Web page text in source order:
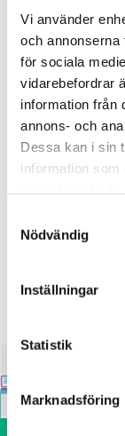
Vi använder
och annonserna
för sociala
vidarebefordrar
information från
annons- och
Dessa kan i sin
information som
Nödvändig
Inställningar
Statistik
Marknadsföring